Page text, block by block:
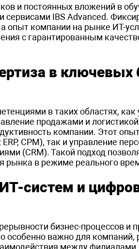
и постоянных вложений в
IBS Advanced.
опыт компании на рынке ИТ-
с гарантированным
в ключевых
в таких областях, как
продажами и
компании. Этот
CPM), так и управление
(CRM). Такой подход
рынка в режиме реального
систем и
бизнес-процессов
особенно важно для
между филиалами.